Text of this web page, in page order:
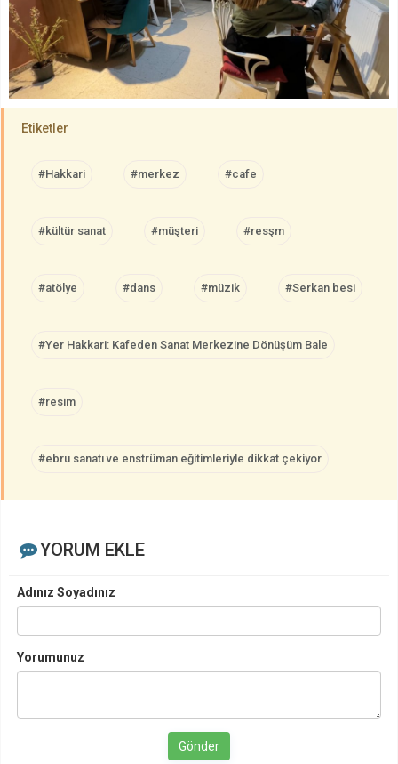
Etiketler
#Hakkari #merkez #cafe
#kültür sanat #müşteri #resşm
#atölye #dans #müzik #Serkan besi
#Yer Hakkari: Kafeden Sanat Merkezine Dönüşüm Bale
#resim
#ebru sanatı ve enstrüman eğitimleriyle dikkat çekiyor
YORUM EKLE
Adınız Soyadınız
Yorumunuz
Gönder